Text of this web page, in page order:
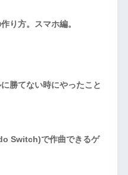
り方。スマホ編。
勝てない時にやったこと
Switch)で作曲できるゲ